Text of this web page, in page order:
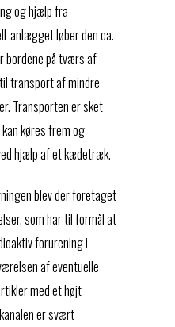
og hjælp fra
anlægget løber den ca.
bordene på tværs af
transport af mindre
Transporten er sket
køres frem og
hjælp af et kædetræk.
blev der foretaget
som har til formål at
forurening i
af eventuelle
med et højt
er svært